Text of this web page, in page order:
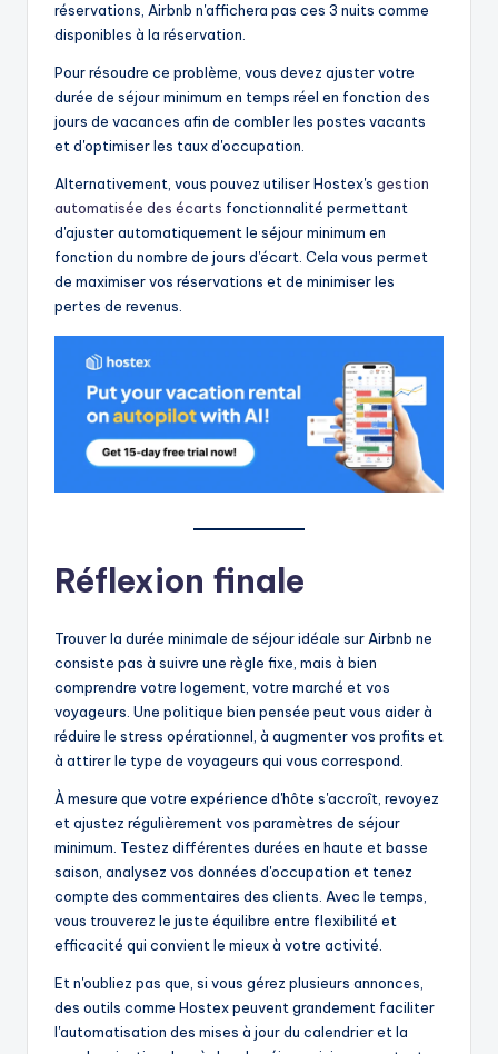
réservations, Airbnb n'affichera pas ces 3 nuits comme
disponibles à la réservation.
Pour résoudre ce problème, vous devez ajuster votre
durée de séjour minimum en temps réel en fonction des
jours de vacances afin de combler les postes vacants
et d'optimiser les taux d'occupation.
Alternativement, vous pouvez utiliser Hostex's gestion
automatisée des écarts fonctionnalité permettant
d'ajuster automatiquement le séjour minimum en
fonction du nombre de jours d'écart. Cela vous permet
de maximiser vos réservations et de minimiser les
pertes de revenus.
Réflexion finale
Trouver la durée minimale de séjour idéale sur Airbnb ne
consiste pas à suivre une règle fixe, mais à bien
comprendre votre logement, votre marché et vos
voyageurs. Une politique bien pensée peut vous aider à
réduire le stress opérationnel, à augmenter vos profits et
à attirer le type de voyageurs qui vous correspond.
À mesure que votre expérience d'hôte s'accroît, revoyez
et ajustez régulièrement vos paramètres de séjour
minimum. Testez différentes durées en haute et basse
saison, analysez vos données d'occupation et tenez
compte des commentaires des clients. Avec le temps,
vous trouverez le juste équilibre entre flexibilité et
efficacité qui convient le mieux à votre activité.
Et n'oubliez pas que, si vous gérez plusieurs annonces,
des outils comme Hostex peuvent grandement faciliter
l'automatisation des mises à jour du calendrier et la